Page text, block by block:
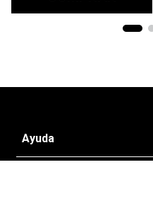
Ayuda